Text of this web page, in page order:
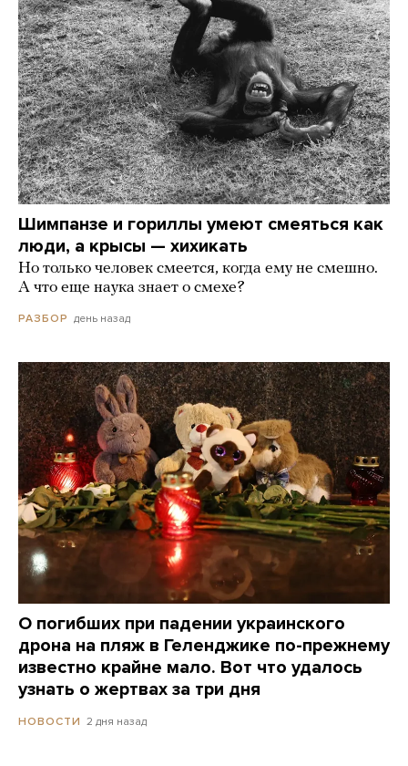
Шимпанзе и гориллы умеют смеяться как
люди, а крысы — хихикать
Но только человек смеется, когда ему не смешно.
А что еще наука знает о смехе?
РАЗБОР день назад
О погибших при падении украинского
дрона на пляж в Геленджике по-прежнему
известно крайне мало. Вот что удалось
узнать о жертвах за три дня
НОВОСТИ 2 дня назад